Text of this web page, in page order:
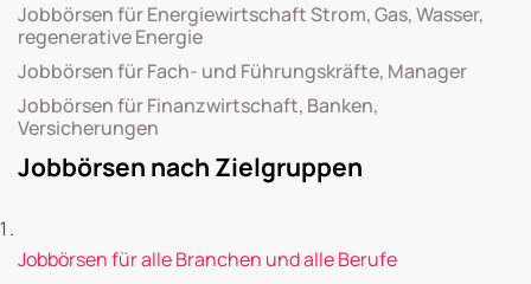
Jobbörsen für Energiewirtschaft Strom, Gas, Wasser,
regenerative Energie
Jobbörsen für Fach- und Führungskräfte, Manager
Jobbörsen für Finanzwirtschaft, Banken,
Versicherungen
Jobbörsen nach Zielgruppen
Jobbörsen für alle Branchen und alle Berufe